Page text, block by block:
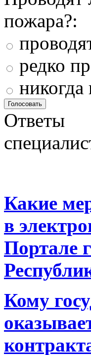
пожара?:
редко
Ответы
Какие
в
Портале
Кому